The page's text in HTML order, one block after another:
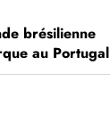
brésilienne
au Portugal